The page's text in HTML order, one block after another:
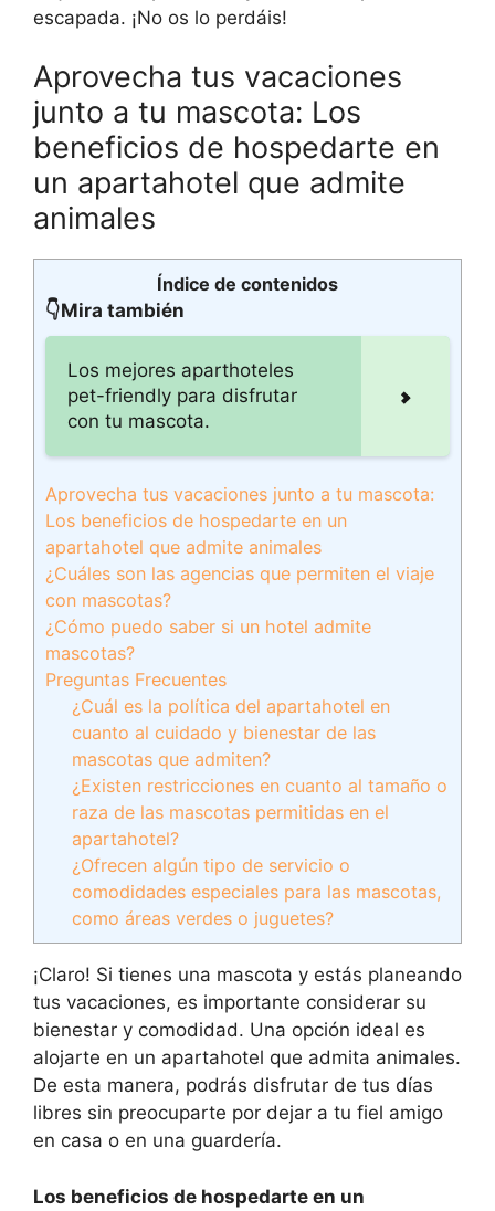
escapada. ¡No os lo perdáis!
Aprovecha tus vacaciones
junto a tu mascota: Los
beneficios de hospedarte en
un apartahotel que admite
animales
Índice de contenidos
👇Mira también
Los mejores aparthoteles
pet-friendly para disfrutar
con tu mascota.
Aprovecha tus vacaciones junto a tu mascota:
Los beneficios de hospedarte en un
apartahotel que admite animales
¿Cuáles son las agencias que permiten el viaje
con mascotas?
¿Cómo puedo saber si un hotel admite
mascotas?
Preguntas Frecuentes
¿Cuál es la política del apartahotel en
cuanto al cuidado y bienestar de las
mascotas que admiten?
¿Existen restricciones en cuanto al tamaño o
raza de las mascotas permitidas en el
apartahotel?
¿Ofrecen algún tipo de servicio o
comodidades especiales para las mascotas,
como áreas verdes o juguetes?
¡Claro! Si tienes una mascota y estás planeando
tus vacaciones, es importante considerar su
bienestar y comodidad. Una opción ideal es
alojarte en un apartahotel que admita animales.
De esta manera, podrás disfrutar de tus días
libres sin preocuparte por dejar a tu fiel amigo
en casa o en una guardería.
Los beneficios de hospedarte en un